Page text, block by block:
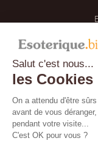
Salut c'est nous...
les Cookies
On a attendu d'être
avant de vous
pendant votre visite...
C'est OK pour vous ?